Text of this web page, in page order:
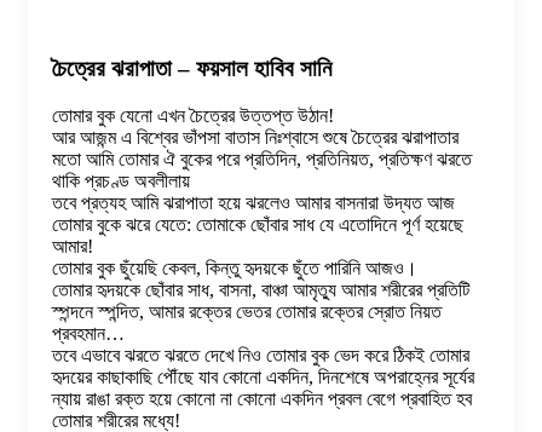
চৈত্রের ঝরাপাতা – ফয়সাল হাবিব সানি
তোমার বুক যেনো এখন চৈত্রের উত্তপ্ত উঠান!
আর আজন্ম এ বিশ্বের ভাঁপসা বাতাস নিঃশ্বাসে শুষে চৈত্রের ঝরাপাতার
মতো আমি তোমার ঐ বুকের পরে প্রতিদিন, প্রতিনিয়ত, প্রতিক্ষণ ঝরতে
থাকি প্রচণ্ড অবলীলায়
তবে প্রত্যহ আমি ঝরাপাতা হয়ে ঝরলেও আমার বাসনারা উদ্যত আজ
তোমার বুকে ঝরে যেতে: তোমাকে ছোঁবার সাধ যে এতোদিনে পূর্ণ হয়েছে
আমার!
তোমার বুক ছুঁয়েছি কেবল, কিন্তু হৃদয়কে ছুঁতে পারিনি আজও।
তোমার হৃদয়কে ছোঁবার সাধ, বাসনা, বাঞ্চা আমৃত্যু আমার শরীরের প্রতিটি
স্পন্দনে স্পন্দিত, আমার রক্তের ভেতর তোমার রক্তের স্রোত নিয়ত
প্রবহমান…
তবে এভাবে ঝরতে ঝরতে দেখে নিও তোমার বুক ভেদ করে ঠিকই তোমার
হৃদয়ের কাছাকাছি পৌঁছে যাব কোনো একদিন, দিনশেষে অপরাহ্নের সূর্যের
ন্যায় রাঙা রক্ত হয়ে কোনো না কোনো একদিন প্রবল বেগে প্রবাহিত হব
তোমার শরীরের মধ্যে!